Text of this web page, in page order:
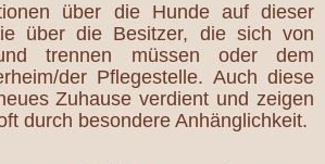
über die Hunde auf dieser
über die Besitzer, die sich von
trennen müssen oder dem
der Pflegestelle. Auch diese
Zuhause verdient und zeigen
durch besondere Anhänglichkeit.